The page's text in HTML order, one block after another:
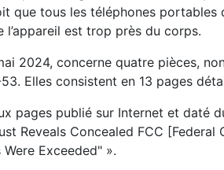
que tous les téléphones
est trop près du corps.
2024, concerne quatre pièces,
Elles consistent en 13 pages
pages publié sur Internet et daté
Reveals Concealed FCC
Exceeded" ».